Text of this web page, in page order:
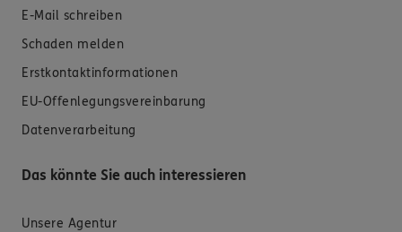
E-Mail schreiben
Schaden melden
Erstkontaktinformationen
EU-Offenlegungsvereinbarung
Datenverarbeitung
Das könnte Sie auch interessieren
Unsere Agentur